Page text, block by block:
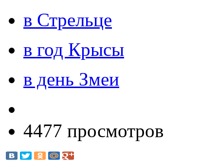
в Стрельце
в год Крысы
в день Змеи
4477 просмотров